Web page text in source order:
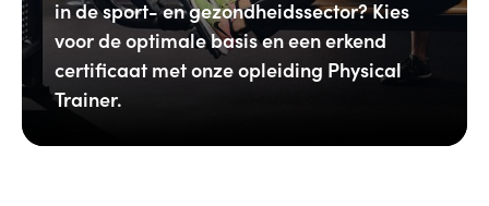
in de sport- en gezondheidssector? Kies
voor de optimale basis en een erkend
certificaat met onze opleiding Physical
Trainer.